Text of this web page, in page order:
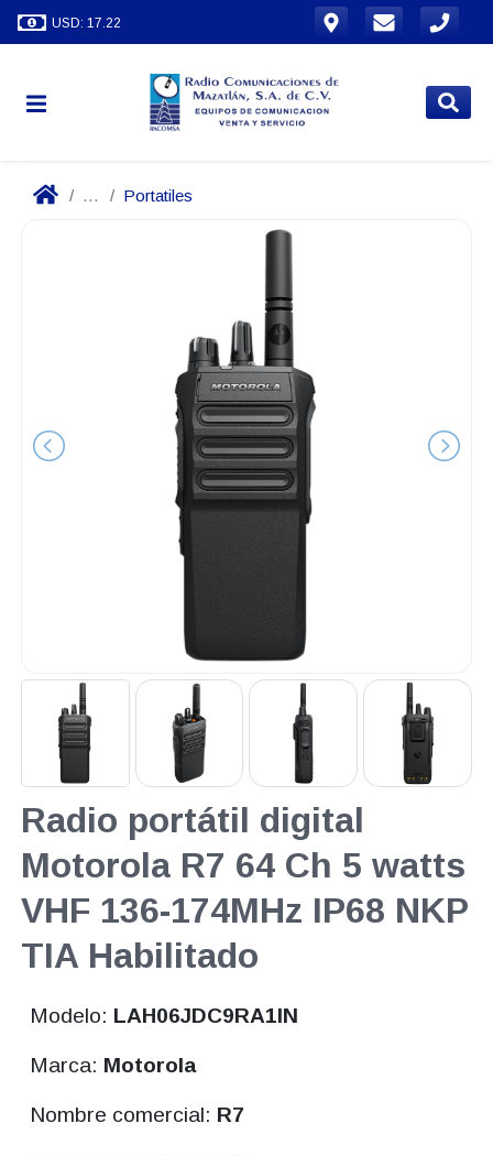
USD: 17.22
... Portatiles
Radio portátil digital
Motorola R7 64 Ch 5 watts
VHF 136-174MHz IP68 NKP
TIA Habilitado
Modelo: LAH06JDC9RA1IN
Marca: Motorola
Nombre comercial: R7